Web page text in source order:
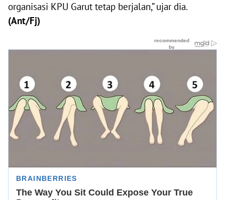
organisasi KPU Garut tetap berjalan,” ujar dia.
(Ant/Fj)